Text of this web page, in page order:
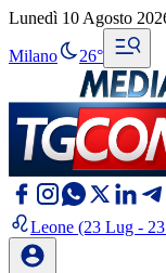
Lunedì 10 Agosto
Milano 26°
Leone (23 Lug -